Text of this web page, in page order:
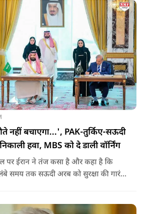
नहीं बचाएगा...', PAK-तुर्किए-सऊदी
हवा, MBS को दे डाली वॉर्निंग
पर ईरान ने तंज कसा है और कहा है कि
समय तक सऊदी अरब को सुरक्षा की गारंटी